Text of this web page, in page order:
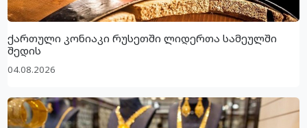
ქართული კონიაკი რუსეთში ლიდერთა სამეულში
შედის
04.08.2026